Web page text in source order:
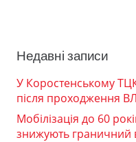
Недавні записи
У Коростенському
після проходження
Мобілізація до 60
знижують граничний